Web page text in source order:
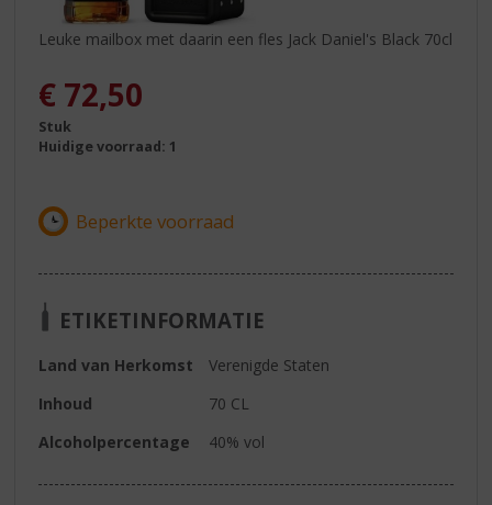
Leuke mailbox met daarin een fles Jack Daniel's Black 70cl
€ 72,50
Stuk
Huidige voorraad: 1
ETIKETINFORMATIE
Land van Herkomst
Verenigde Staten
Inhoud
70 CL
Alcoholpercentage
40% vol